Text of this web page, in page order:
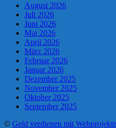
August 2026
Juli 2026
Juni 2026
Mai 2026
April 2026
März 2026
Februar 2026
Januar 2026
Dezember 2025
November 2025
Oktober 2025
September 2025
© Geld verdienen mit